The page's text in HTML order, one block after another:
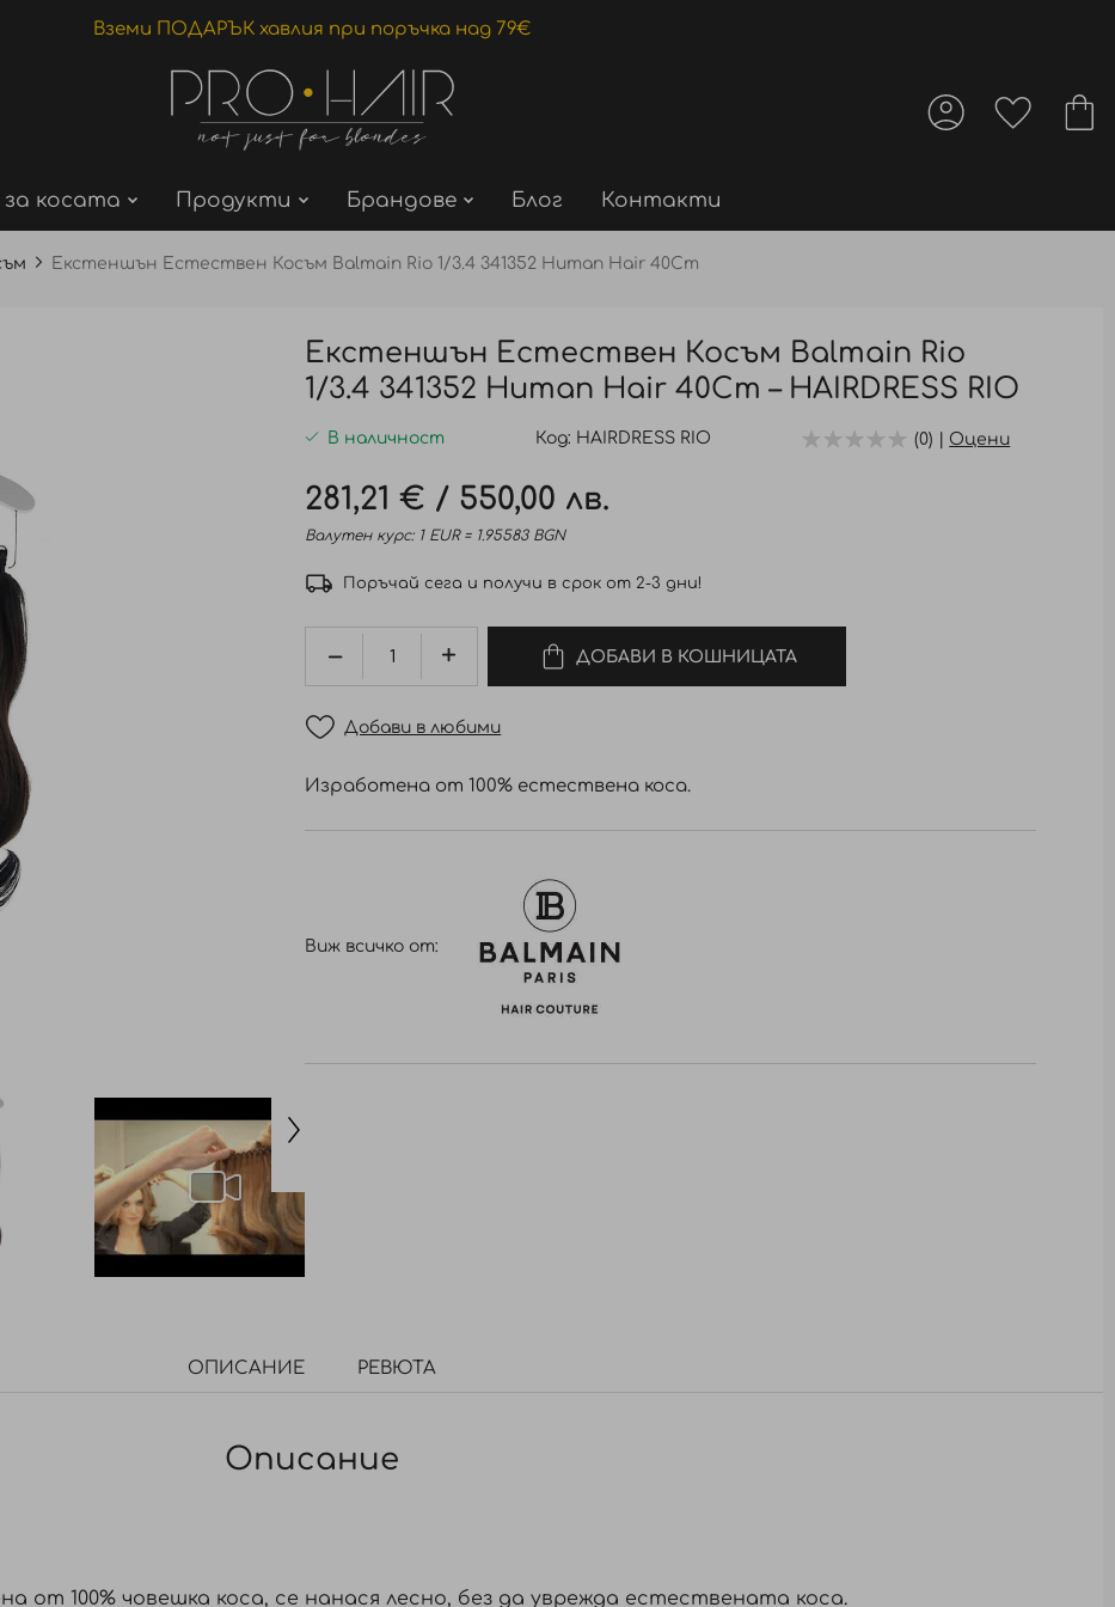
Вземи ПОДАРЪК хавлия при поръчка над 79€
за косата Продукти Брандове Блог Контакти
Екстеншън Естествен Косъм Balmain Rio 1/3.4 341352 Human Hair 40Cm
Екстеншън Естествен Косъм Balmain Rio
1/3.4 341352 Human Hair 40Cm – HAIRDRESS RIO
В наличност Код HAIRDRESS RIO (0) | Оцени
281,21 € / 550,00 лв.
Валутен курс: 1 EUR = 1.95583 BGN
Поръчай сега и получи в срок от 2-3 дни!
ДОБАВИ В КОШНИЦАТА
Добави в любими
Изработена от 100% естествена коса.
Виж всичко от:
ОПИСАНИЕ РЕВЮТА
Описание
от 100% човешка коса, се нанася лесно, без да уврежда естествената коса.